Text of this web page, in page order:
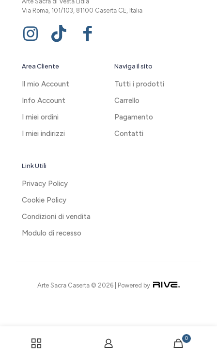
Via Roma, 101/103, 81100 Caserta CE, Italia
Area Cliente
Il mio Account
Info Account
I miei ordini
I miei indirizzi
Naviga il sito
Tutti i prodotti
Carrello
Pagamento
Contatti
Link Utili
Privacy Policy
Cookie Policy
Condizioni di vendita
Modulo di recesso
Arte Sacra Caserta © 2026 | Powered by
0